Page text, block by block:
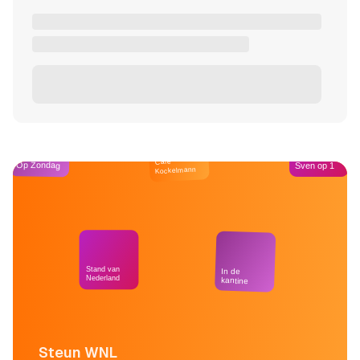
Steun WNL
Op Zondag
Stand van
Nederland
Café
Kockelmann
In de
kantine
Sven op 1